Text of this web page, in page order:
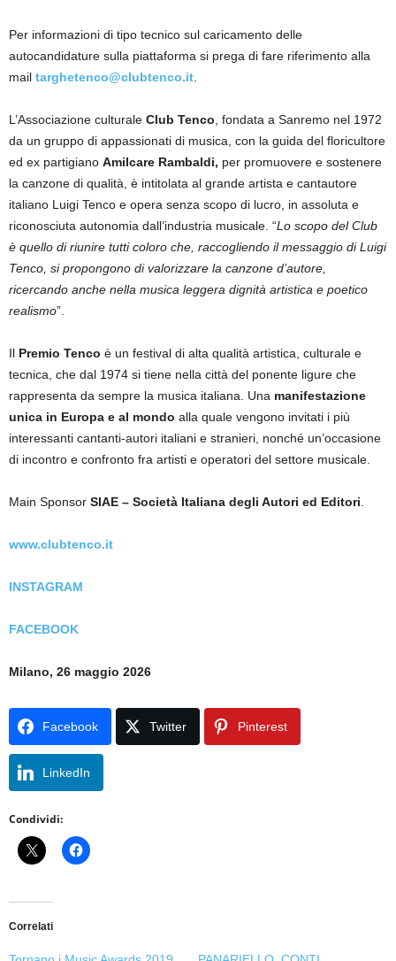
Per informazioni di tipo tecnico sul caricamento delle
autocandidature sulla piattaforma si prega di fare riferimento alla
mail targhetenco@clubtenco.it
L’Associazione culturale Club Tenco , fondata a Sanremo nel 1972
da un gruppo di appassionati di musica, con la guida del floricultore
ed ex partigiano Amilcare Rambaldi, per promuovere e sostenere
la canzone di qualità, è intitolata al grande artista e cantautore
italiano Luigi Tenco e opera senza scopo di lucro, in assoluta e
riconosciuta autonomia dall’industria musicale. “Lo scopo del Club
è quello di riunire tutti coloro che, raccogliendo il messaggio di Luigi
Tenco, si propongono di valorizzare la canzone d’autore,
ricercando anche nella musica leggera dignità artistica e poetico
realismo”.
Il Premio Tenco è un festival di alta qualità artistica, culturale e
tecnica, che dal 1974 si tiene nella città del ponente ligure che
rappresenta da sempre la musica italiana. Una manifestazione
unica in Europa e al mondo alla quale vengono invitati i più
interessanti cantanti-autori italiani e stranieri, nonché un’occasione
di incontro e confronto fra artisti e operatori del settore musicale.
Main Sponsor SIAE – Società Italiana degli Autori ed Editori
www.clubtenco.it
INSTAGRAM
FACEBOOK
Milano, 26 maggio 2026
Facebook Twitter Pinterest
LinkedIn
Condividi:
Correlati